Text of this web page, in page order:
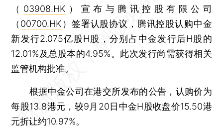
（ 03908.HK ）宣布与腾讯控股有限公司
（ 00700.HK ）签署认股协议，腾讯控股认购中金
新发行2.075亿股H股，分别占中金发行后H股的
12.01%及总股本的4.95%。此次发行尚需获得相关
监管机构批准。
根据中金公司在港交所发布的公告，认购价为
每股13.8港元，较9月20日中金H股收盘价15.50港
元折让约10.97%。